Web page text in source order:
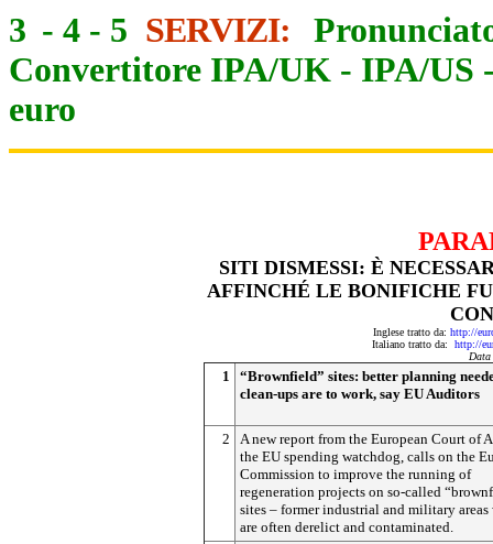
3 - 4 - 5 SERVIZI:
Convertitore IPA/UK - IPA/US
euro
SITI DISMESSI: È
AFFINCHÉ LE BONIFICHE
Inglese tratto da: http://
Italiano tratto da: http://
Data
1
“Brownfield” sites: better planning
clean-ups are to work, say EU Auditors
2
A new report from the European Court of
the EU spending watchdog, calls on the
Commission to improve the running of
regeneration projects on so-called
sites – former industrial and military
are often derelict and contaminated.